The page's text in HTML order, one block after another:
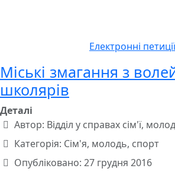
Електронні петиції
Міські змагання з
школярів
Деталі
Автор: Відділ у справах сім'ї,
Категорія: Сім'я, молодь, спорт
Опубліковано: 27 грудня 2016